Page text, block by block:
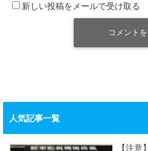
新しい投稿をメールで受け取る
人気記事一覧
【注